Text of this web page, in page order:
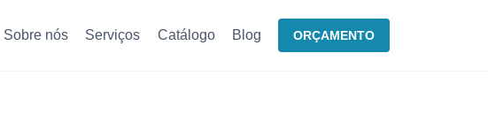
Sobre nós Serviços Catálogo Blog ORÇAMENTO